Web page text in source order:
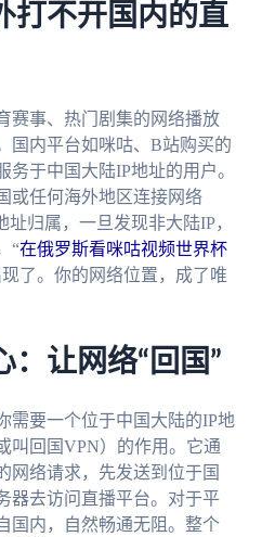
打不开国内的直
赛事、热门剧集的网络播放
国内平台如咪咕、B站购买的
于中国大陆IP地址的用户。
或任何海外地区连接网络
归属，一旦发现非大陆IP，
“在俄罗斯看咪咕视频世界杯
了。你的网络位置，成了唯
：让网络“回国”
需要一个位于中国大陆的IP地
叫回国VPN）的作用。它通
网络请求，先发送到位于国
器去访问直播平台。对于平
国内，自然畅通无阻。整个